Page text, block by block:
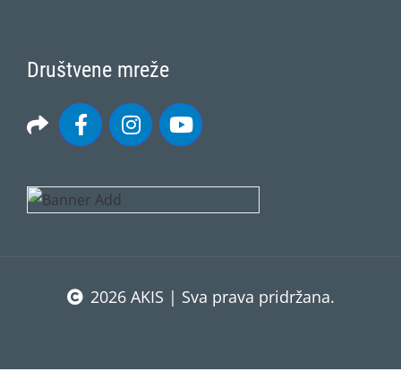
Društvene mreže
2026 AKIS | Sva prava pridržana.